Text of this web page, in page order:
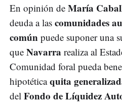
En opinión de María
deuda a las comunidades
común puede suponer una
que Navarra realiza al
Comunidad foral pueda
hipotéticaquita
del Fondo de Líquidez